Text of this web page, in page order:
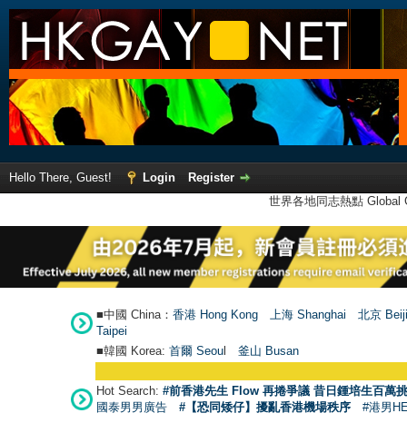
Hello There, Guest! Login
Register
世界各地同志熱點
■中國 China： 香港 Hong Kong 上海 Shanghai
北京
Taipei
■韓國 Korea: 首爾 Seoul 釜山 Busan
Hot Search: #前香港先生 Flow 再捲爭議 昔日鍾培生百萬
國泰男男廣告
#【恐同矮仔】擾亂香港機場秩序 #港男